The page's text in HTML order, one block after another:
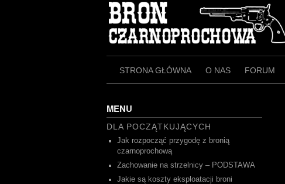
STRONA GŁÓWNA O NAS FORUM
MENU
DLA POCZĄTKUJĄCYCH
Jak rozpocząć przygodę z bronią
czarnoprochową
Zachowanie na strzelnicy – PODSTAWA
Jakie są koszty eksploatacji broni